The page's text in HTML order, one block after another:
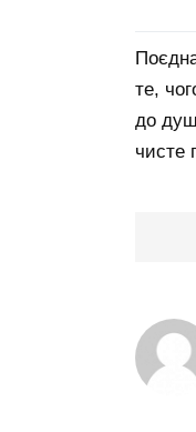
те,
до
чисте